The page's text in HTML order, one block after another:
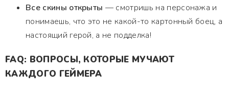
Все скины открыты — смотришь на персонажа и
понимаешь, что это не какой-то картонный боец, а
настоящий герой, а не подделка!
FAQ: ВОПРОСЫ, КОТОРЫЕ МУЧАЮТ
КАЖДОГО ГЕЙМЕРА